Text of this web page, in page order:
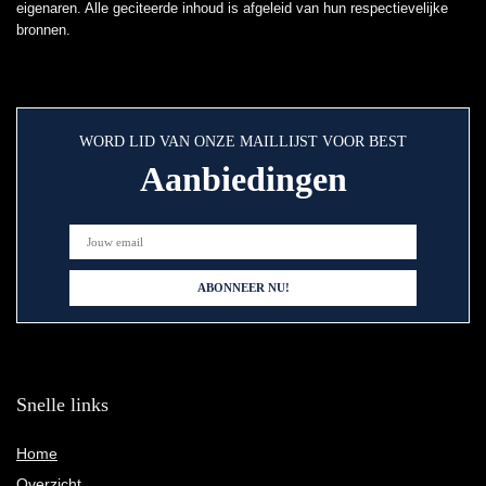
eigenaren. Alle geciteerde inhoud is afgeleid van hun respectievelijke
bronnen.
WORD LID VAN ONZE MAILLIJST VOOR BEST
Aanbiedingen
Snelle links
Home